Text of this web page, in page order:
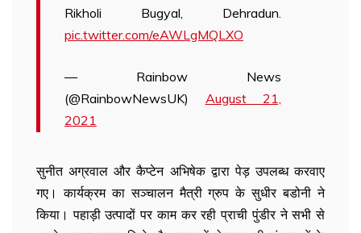
Rikholi Bugyal, Dehradun.
pic.twitter.com/eAWLgMQLXO
— Rainbow News
(@RainbowNewsUK) August 21,
2021
सुनीत अग्रवाल और कैप्टेन अभिषेक द्वारा पेड़ उपलब्ध करवाए
गए। कार्यक्रम का सञ्चालन मैत्री ग्रुप के सुधीर बडोनी ने
किया। पहाड़ी उत्पादों पर काम कर रही प्राची पुंडीर ने सभी से